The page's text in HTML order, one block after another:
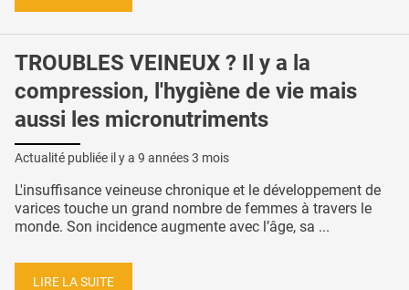
TROUBLES VEINEUX ? Il y a la
compression, l'hygiène de vie mais
aussi les micronutriments
Actualité publiée il y a 9 années 3 mois
L'insuffisance veineuse chronique et le développement de
varices touche un grand nombre de femmes à travers le
monde. Son incidence augmente avec l’âge, sa ...
LIRE LA SUITE